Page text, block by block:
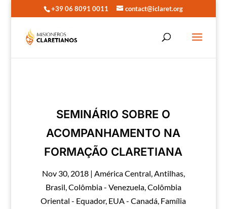
+39 06 8091 0011 contact@iclaret.org
SEMINÁRIO SOBRE O
ACOMPANHAMENTO NA
FORMAÇÃO CLARETIANA
Nov 30, 2018| América Central,Antilhas,
Brasil,Colômbia - Venezuela,Colômbia
Oriental - Equador, EUA - Canadá, Família